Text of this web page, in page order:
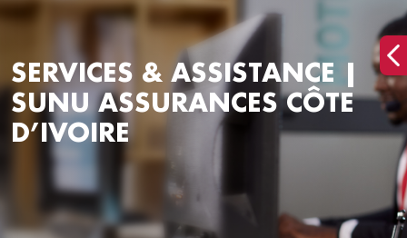
SERVICES & ASSISTANCE |
SUNU ASSURANCES CÔTE
D’IVOIRE